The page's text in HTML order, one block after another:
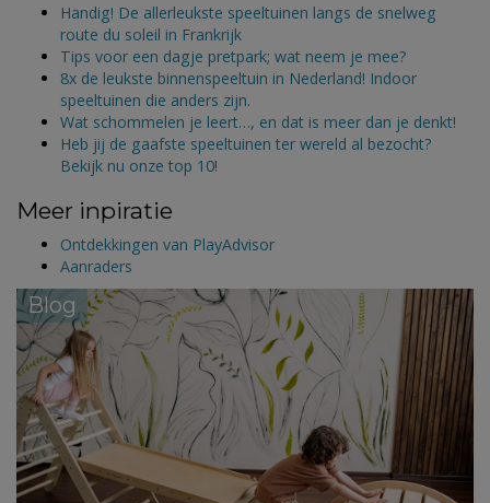
Handig! De allerleukste speeltuinen langs de snelweg
route du soleil in Frankrijk
Tips voor een dagje pretpark; wat neem je mee?
8x de leukste binnenspeeltuin in Nederland! Indoor
speeltuinen die anders zijn.
Wat schommelen je leert…, en dat is meer dan je denkt!
Heb jij de gaafste speeltuinen ter wereld al bezocht?
Bekijk nu onze top 10!
Meer inpiratie
Ontdekkingen van PlayAdvisor
Aanraders
Blog